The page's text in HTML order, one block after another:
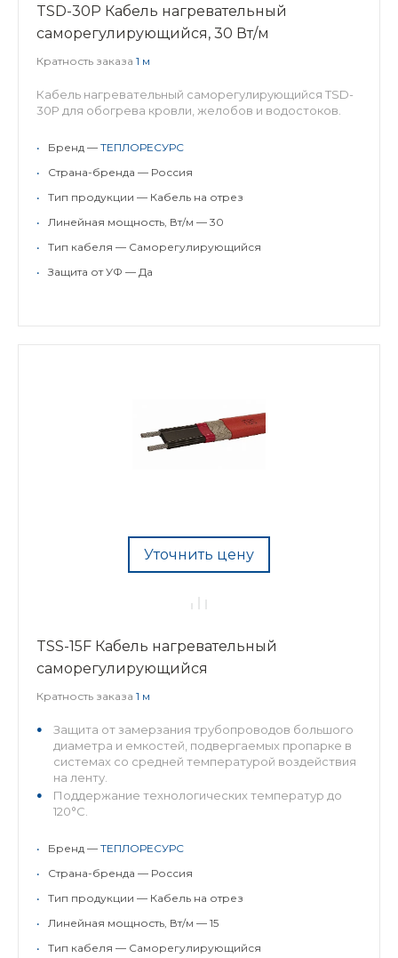
TSD-30P Кабель нагревательный
саморегулирующийся, 30 Вт/м
Кратность заказа 1 м
Кабель нагревательный саморегулирующийся TSD-
30P для обогрева кровли, желобов и водостоков.
• Бренд — ТЕПЛОРЕСУРС
•
Страна-бренда — Россия
•
Тип продукции — Кабель на отрез
•
Линейная мощность, Вт/м — 30
•
Тип кабеля — Саморегулирующийся
•
Защита от УФ — Да
Уточнить цену
TSS-15F Кабель нагревательный
саморегулирующийся
Кратность заказа 1 м
Защита от замерзания трубопроводов большого
диаметра и емкостей, подвергаемых пропарке в
системах со средней температурой воздействия
на ленту.
Поддержание технологических температур до
120°С.
• Бренд — ТЕПЛОРЕСУРС
•
Страна-бренда — Россия
•
Тип продукции — Кабель на отрез
•
Линейная мощность, Вт/м — 15
•
Тип кабеля — Саморегулирующийся